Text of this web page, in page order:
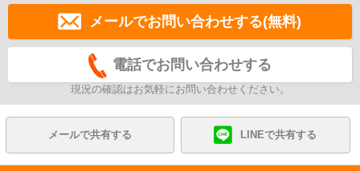
メールでお問い合わせする(無料)
電話でお問い合わせする
現況の確認はお気軽にお問い合わせください。
メールで共有する LINEで共有する